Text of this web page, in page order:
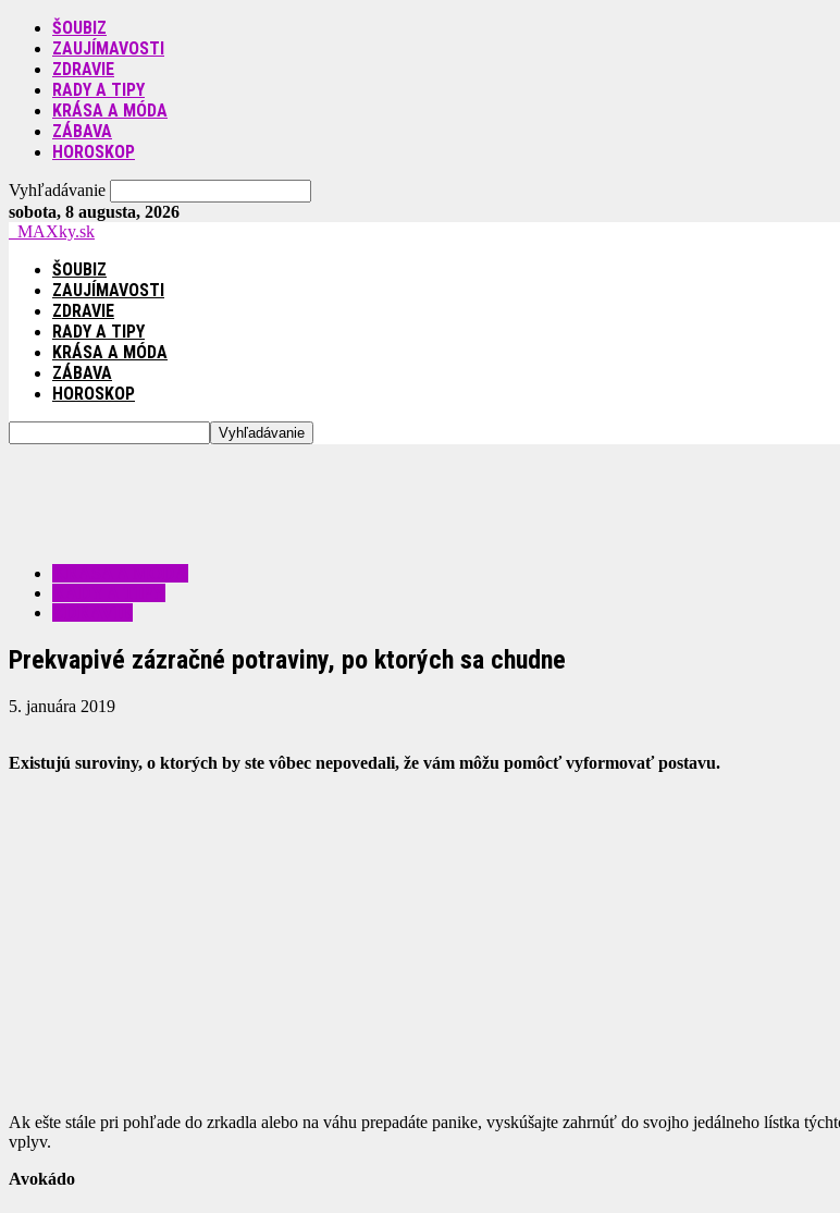
ŠOUBIZ
ZAUJÍMAVOSTI
ZDRAVIE
RADY A TIPY
KRÁSA A MÓDA
ZÁBAVA
HOROSKOP
Vyhľadávanie
sobota, 8 augusta, 2026
MAXky.sk
ŠOUBIZ
ZAUJÍMAVOSTI
ZDRAVIE
RADY A TIPY
KRÁSA A MÓDA
ZÁBAVA
HOROSKOP
Prekvapivé zázračné potraviny, po ktorých sa chudne
5. januára 2019
Existujú suroviny, o ktorých by ste vôbec nepovedali, že vám môžu pomôcť vyformovať postavu.
Ak ešte stále pri pohľade do zrkadla alebo na váhu prepadáte panike, vyskúšajte zahrnúť do svojho jedálneho lístka
vplyv.
Avokádo